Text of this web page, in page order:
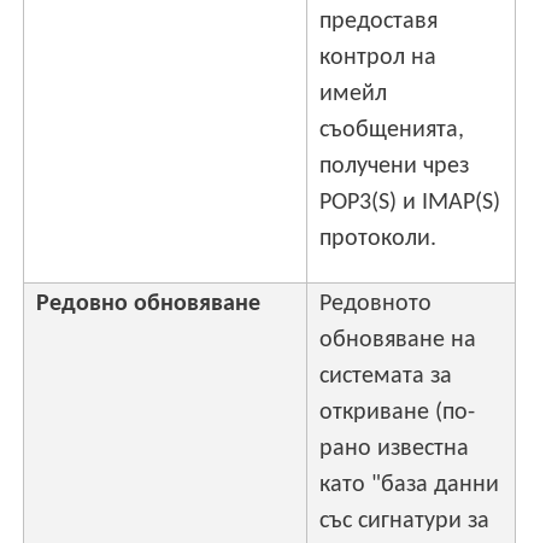
предоставя
контрол на
имейл
съобщенията,
получени чрез
POP3(S) и IMAP(S)
протоколи.
Редовно обновяване
Редовното
обновяване на
системата за
откриване (по-
рано известна
като "база данни
със сигнатури за